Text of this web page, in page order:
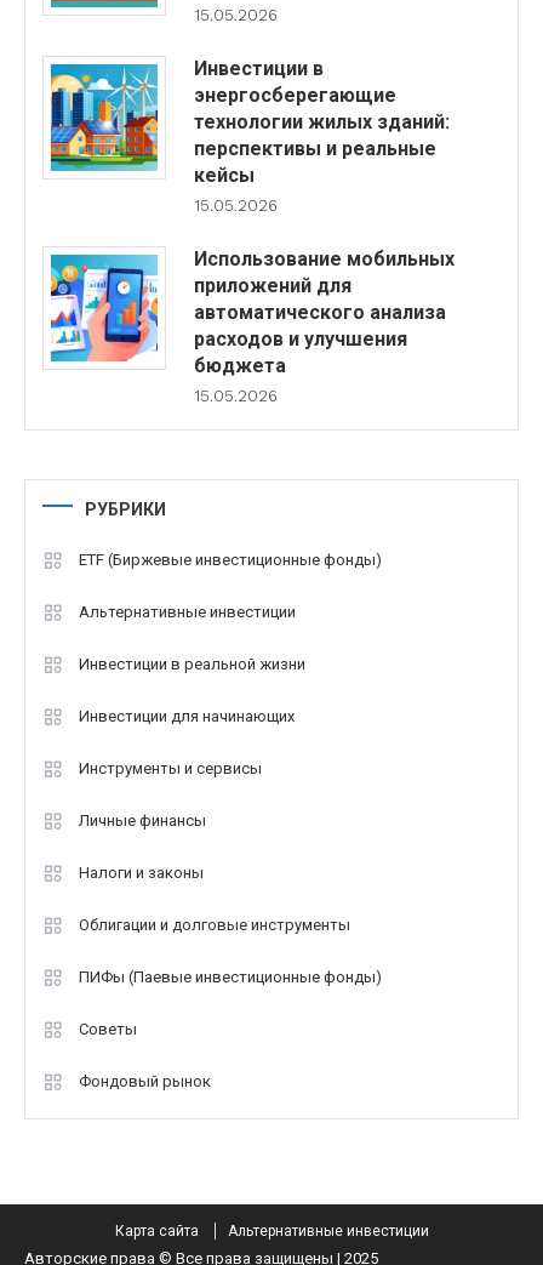
15.05.2026
Инвестиции в
энергосберегающие
технологии жилых зданий:
перспективы и реальные
кейсы
15.05.2026
Использование мобильных
приложений для
автоматического анализа
расходов и улучшения
бюджета
15.05.2026
РУБРИКИ
ETF (Биржевые инвестиционные фонды)
Альтернативные инвестиции
Инвестиции в реальной жизни
Инвестиции для начинающих
Инструменты и сервисы
Личные финансы
Налоги и законы
Облигации и долговые инструменты
ПИФы (Паевые инвестиционные фонды)
Советы
Фондовый рынок
Карта сайта Альтернативные инвестиции
Авторские права © Все права защищены | 2025